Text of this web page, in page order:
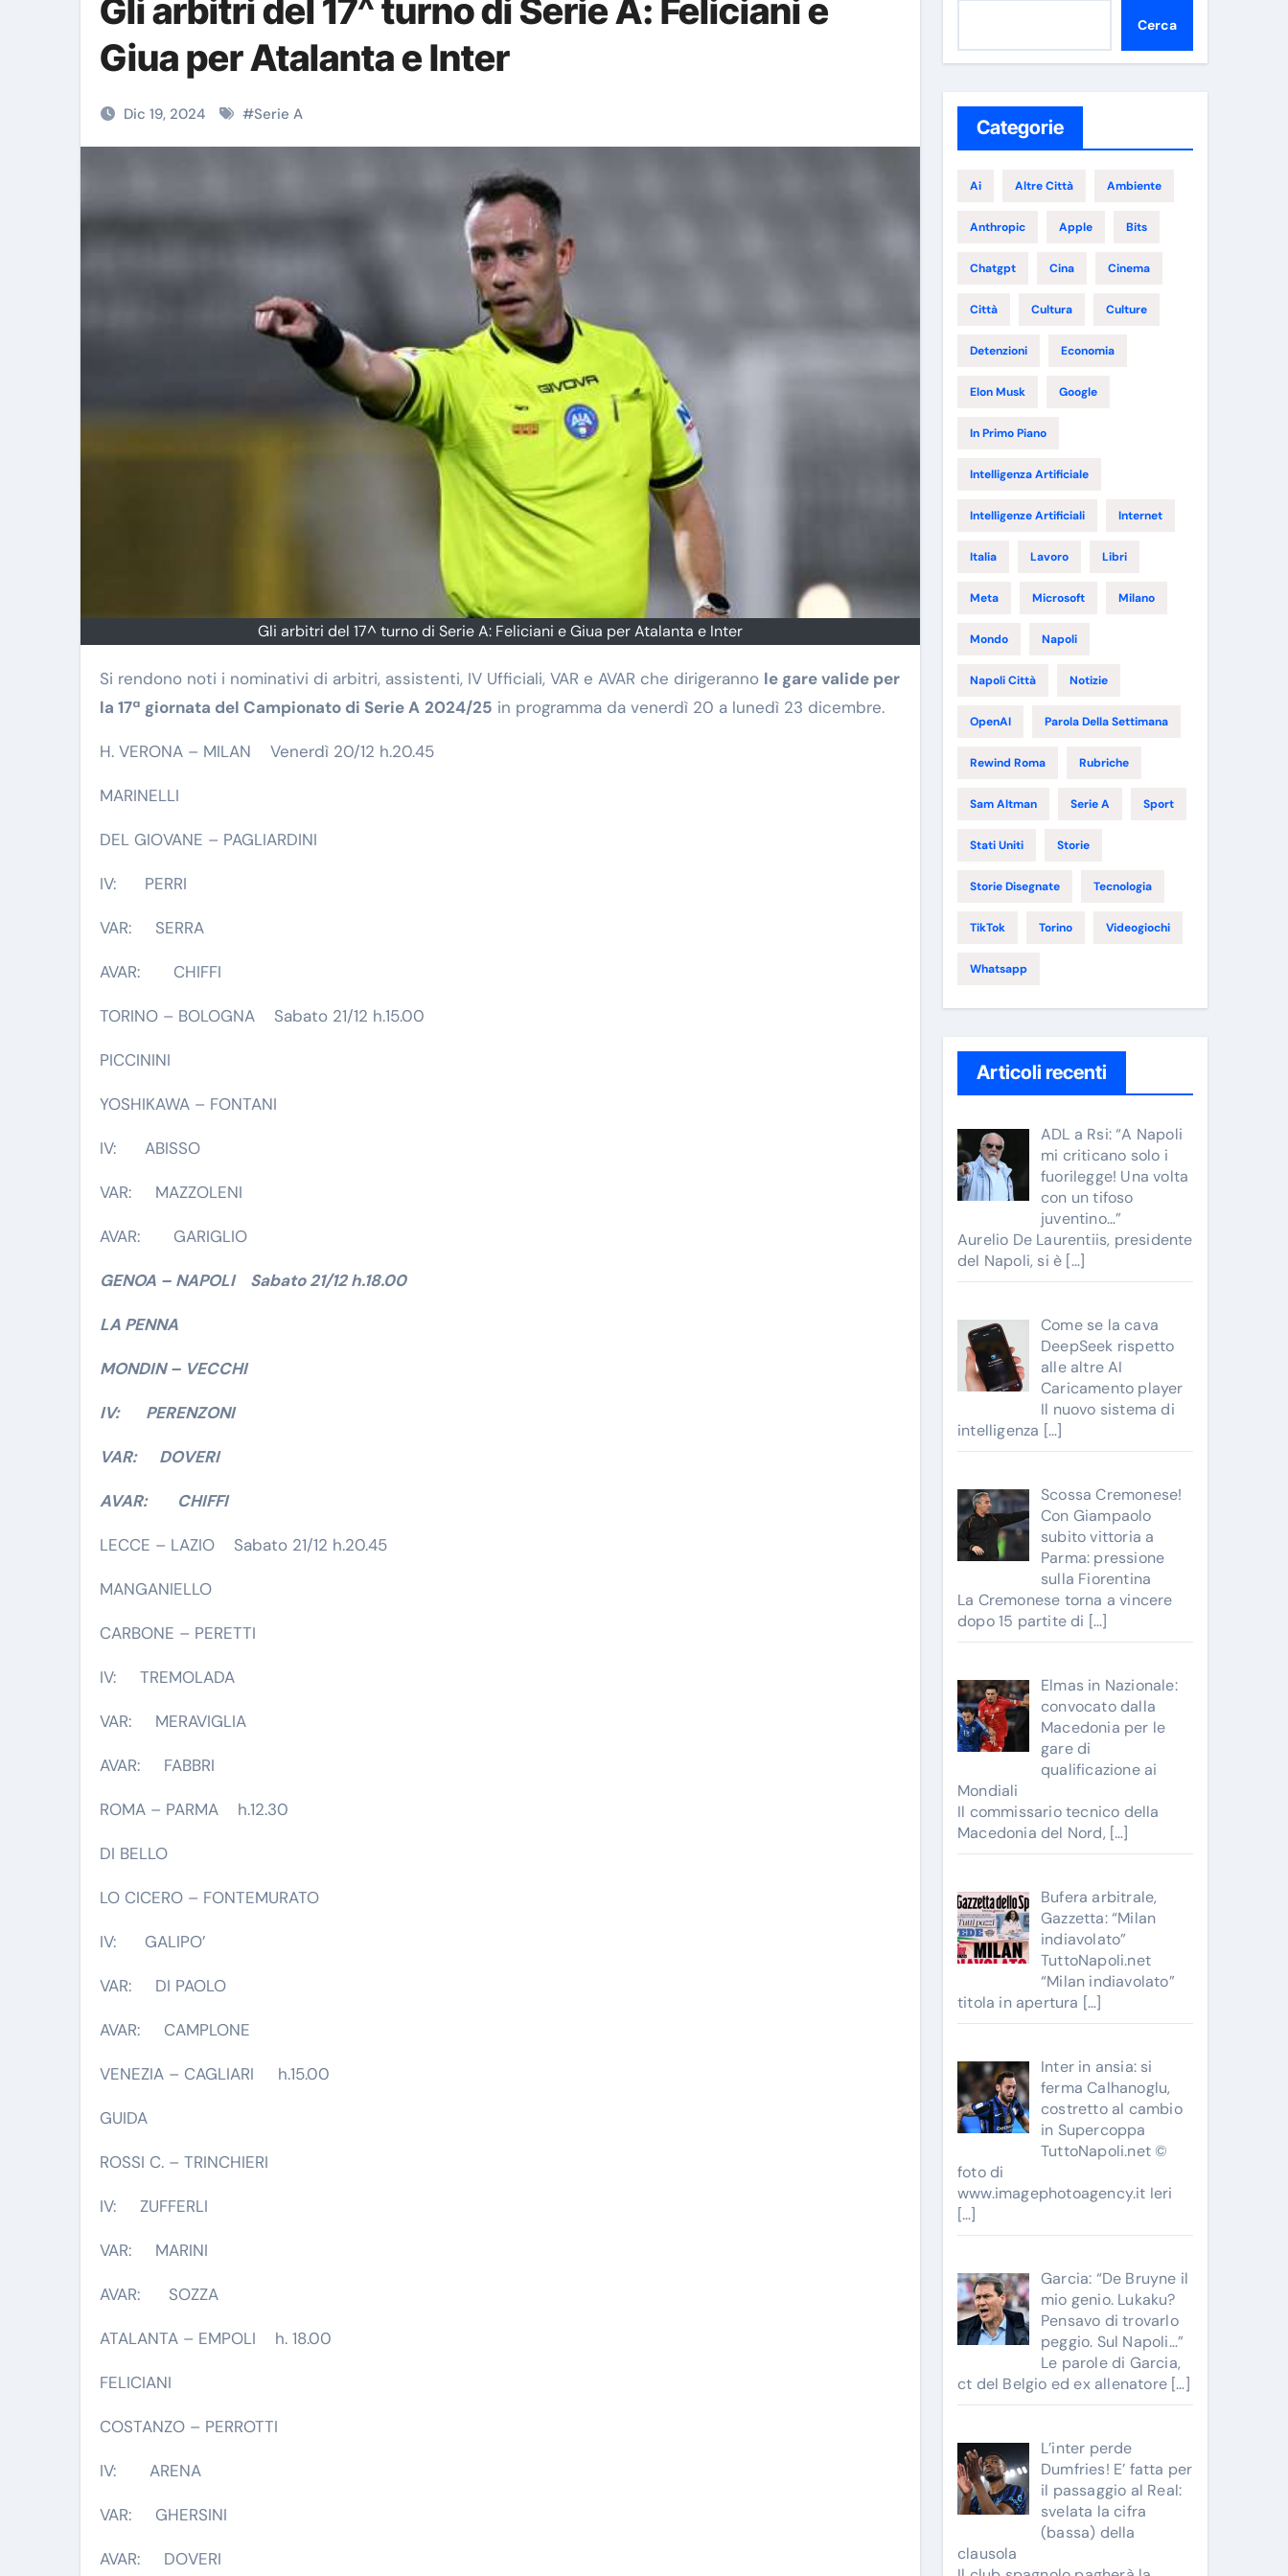
Gli arbitri del 17^ turno di Serie A: Feliciani e
Giua per Atalanta e Inter
Dic 19, 2024 #Serie A
Gli arbitri del 17^ turno di Serie A: Feliciani e Giua per Atalanta e Inter
Si rendono noti i nominativi di arbitri, assistenti, IV Ufficiali, VAR e AVAR che dirigeranno le gare valide per
la 17ª giornata del Campionato di Serie A 2024/25 in programma da venerdì 20 a lunedì 23 dicembre.
H. VERONA – MILAN Venerdì 20/12 h.20.45
MARINELLI
DEL GIOVANE – PAGLIARDINI
IV: PERRI
VAR: SERRA
AVAR: CHIFFI
TORINO – BOLOGNA Sabato 21/12 h.15.00
PICCININI
YOSHIKAWA – FONTANI
IV: ABISSO
VAR: MAZZOLENI
AVAR: GARIGLIO
GENOA – NAPOLI Sabato 21/12 h.18.00
LA PENNA
MONDIN – VECCHI
IV: PERENZONI
VAR: DOVERI
AVAR: CHIFFI
LECCE – LAZIO Sabato 21/12 h.20.45
MANGANIELLO
CARBONE – PERETTI
IV: TREMOLADA
VAR: MERAVIGLIA
AVAR: FABBRI
ROMA – PARMA h.12.30
DI BELLO
LO CICERO – FONTEMURATO
IV: GALIPO’
VAR: DI PAOLO
AVAR: CAMPLONE
VENEZIA – CAGLIARI h.15.00
GUIDA
ROSSI C. – TRINCHIERI
IV: ZUFFERLI
VAR: MARINI
AVAR: SOZZA
ATALANTA – EMPOLI h. 18.00
FELICIANI
COSTANZO – PERROTTI
IV: ARENA
VAR: GHERSINI
AVAR: DOVERI
Cerca
Categorie
Ai Altre Città Ambiente
Anthropic Apple Bits
Chatgpt Cina Cinema
Città Cultura Culture
Detenzioni Economia
Elon Musk Google
In Primo Piano
Intelligenza Artificiale
Intelligenze Artificiali Internet
Italia Lavoro Libri
Meta Microsoft Milano
Mondo Napoli
Napoli Città Notizie
OpenAI Parola Della Settimana
Rewind Roma Rubriche
Sam Altman Serie A Sport
Stati Uniti Storie
Storie Disegnate Tecnologia
TikTok Torino Videogiochi
Whatsapp
Articoli recenti
ADL a Rsi: “A Napoli
mi criticano solo i
fuorilegge! Una volta
con un tifoso
juventino…”
Aurelio De Laurentiis, presidente
del Napoli, si è […]
Come se la cava
DeepSeek rispetto
alle altre AI
Caricamento player
Il nuovo sistema di
intelligenza […]
Scossa Cremonese!
Con Giampaolo
subito vittoria a
Parma: pressione
sulla Fiorentina
La Cremonese torna a vincere
dopo 15 partite di […]
Elmas in Nazionale:
convocato dalla
Macedonia per le
gare di
qualificazione ai
Mondiali
Il commissario tecnico della
Macedonia del Nord, […]
Bufera arbitrale,
Gazzetta: “Milan
indiavolato”
TuttoNapoli.net
“Milan indiavolato”
titola in apertura […]
Inter in ansia: si
ferma Calhanoglu,
costretto al cambio
in Supercoppa
TuttoNapoli.net ©
foto di
www.imagephotoagency.it Ieri
[…]
Garcia: “De Bruyne il
mio genio. Lukaku?
Pensavo di trovarlo
peggio. Sul Napoli…”
Le parole di Garcia,
ct del Belgio ed ex allenatore […]
L’inter perde
Dumfries! E’ fatta per
il passaggio al Real:
svelata la cifra
(bassa) della
clausola